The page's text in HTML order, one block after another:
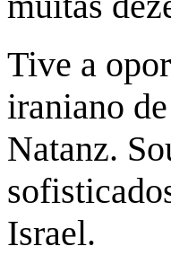
Tive a
iraniano
Natanz.
Israel.